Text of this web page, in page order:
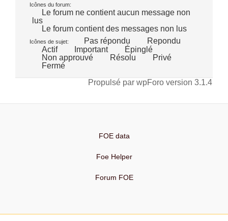
Icônes du forum:
Le forum ne contient aucun message non
lus
Le forum contient des messages non lus
Icônes de sujet: Pas répondu
Repondu
Actif
Important
Épinglé
Non approuvé
Résolu
Privé
Fermé
Propulsé par wpForo version 3.1.4
FOE data
Foe Helper
Forum FOE